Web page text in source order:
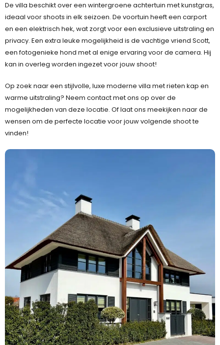
De villa beschikt over een wintergroene achtertuin met kunstgras,
ideaal voor shoots in elk seizoen. De voortuin heeft een carport
en een elektrisch hek, wat zorgt voor een exclusieve uitstraling en
privacy. Een extra leuke mogelijkheid is de vachtige vriend Scott,
een fotogenieke hond met al enige ervaring voor de camera. Hij
kan in overleg worden ingezet voor jouw shoot!
Op zoek naar een stijlvolle, luxe moderne villa met rieten kap en
warme uitstraling? Neem contact met ons op over de
mogelijkheden van deze locatie. Of laat ons meekijken naar de
wensen om de perfecte locatie voor jouw volgende shoot te
vinden!